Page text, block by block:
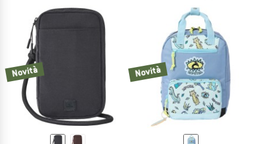
Novità Novità